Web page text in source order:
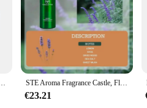
technology designed to enhance
sleek, modern design is not only
the électroménagé
the électroménagé
ease of use. The wholesale and
it accessible for individuals
simulation, flamme à deux documents, humidificateur d'air, machine d'aromathérapie STE Aroma Fragrance Castle, Flower and Fruit Series, Scent Machine, Essential 173 DiffJardfor House, Hotel, Office Spa, Decor, 100ml
€23.21